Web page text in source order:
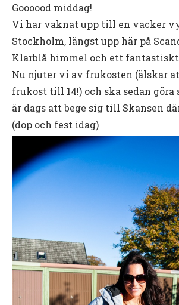
Goooood middag!
Vi har vaknat upp till en vacker
Stockholm, längst upp här på
Klarblå himmel och ett fantastiskt
Nu njuter vi av frukosten (älskar
frukost till 14!) och ska sedan
är dags att bege sig till Skansen
(dop och fest idag)